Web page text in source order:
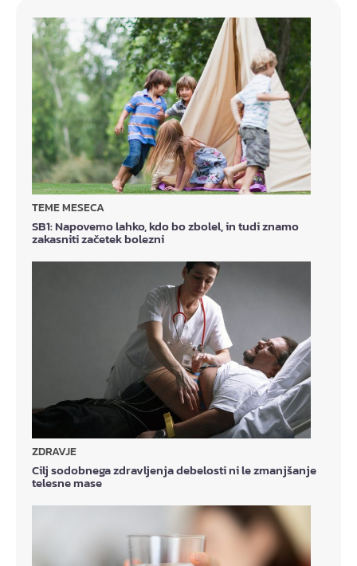
TEME MESECA
SB1: Napovemo lahko, kdo bo zbolel, in tudi znamo
zakasniti začetek bolezni
ZDRAVJE
Cilj sodobnega zdravljenja debelosti ni le zmanjšanje
telesne mase